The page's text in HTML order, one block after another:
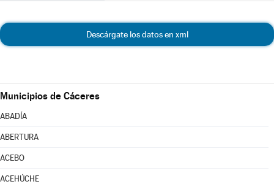
Descárgate los datos en xml
Municipios de Cáceres
ABADÍA
ABERTURA
ACEBO
ACEHÚCHE